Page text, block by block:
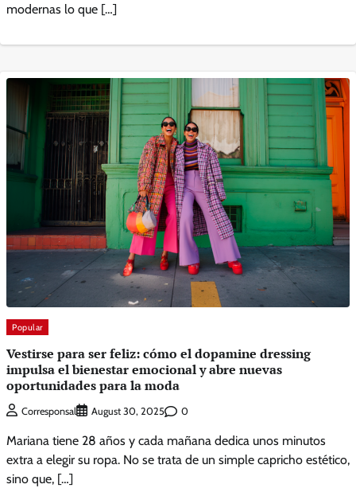
modernas lo que […]
Popular
Vestirse para ser feliz: cómo el dopamine dressing
impulsa el bienestar emocional y abre nuevas
oportunidades para la moda
Corresponsal August 30, 2025 0
Mariana tiene 28 años y cada mañana dedica unos minutos
extra a elegir su ropa. No se trata de un simple capricho estético,
sino que, […]